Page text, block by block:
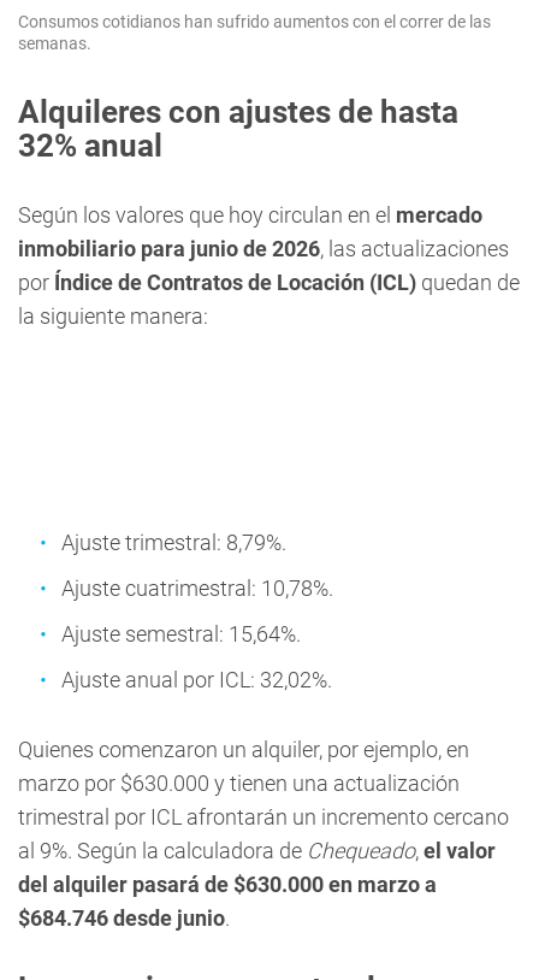
Consumos cotidianos han sufrido aumentos con el correr de las
semanas.
Alquileres con ajustes de hasta
32% anual
Según los valores que hoy circulan en el mercado
inmobiliario para junio de 2026, las actualizaciones
por Índice de Contratos de Locación (ICL) quedan de
la siguiente manera:
Ajuste trimestral: 8,79%.
Ajuste cuatrimestral: 10,78%.
Ajuste semestral: 15,64%.
Ajuste anual por ICL: 32,02%.
Quienes comenzaron un alquiler, por ejemplo, en
marzo por $630.000 y tienen una actualización
trimestral por ICL afrontarán un incremento cercano
al 9%. Según la calculadora de Chequeado,el valor
del alquiler pasará de $630.000 en marzo a
$684.746 desde junio.